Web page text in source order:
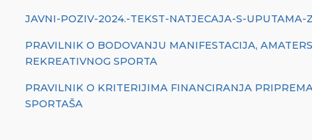
JAVNI-POZIV-2024.-TEKST-NATJECAJA-S-UPUTAMA-
PRAVILNIK O BODOVANJU MANIFESTACIJA,
REKREATIVNOG SPORTA
PRAVILNIK O KRITERIJIMA FINANCIRANJA
SPORTAŠA